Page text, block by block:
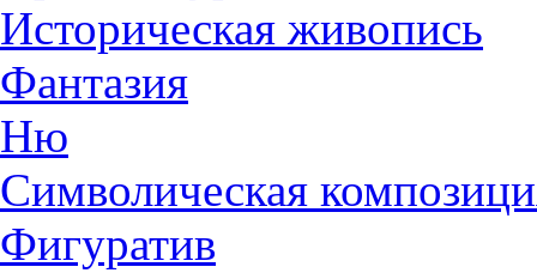
Историческая живопись
Фантазия
Ню
Символическая
Фигуратив